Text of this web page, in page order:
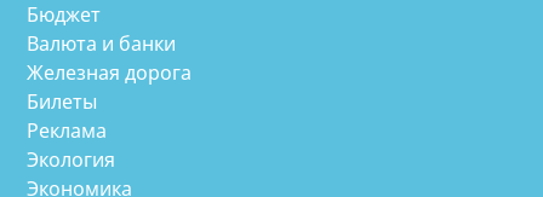
Бюджет
Валюта и банки
Железная дорога
Билеты
Реклама
Экология
Экономика